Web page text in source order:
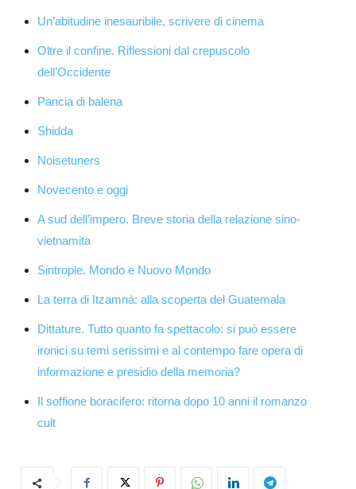
Un’abitudine inesauribile, scrivere di cinema
Oltre il confine. Riflessioni dal crepuscolo
dell’Occidente
Pancia di balena
Shidda
Noisetuners
Novecento e oggi
A sud dell’impero. Breve storia della relazione sino-
vietnamita
Sintropie. Mondo e Nuovo Mondo
La terra di Itzamnà: alla scoperta del Guatemala
Dittature. Tutto quanto fa spettacolo: si può essere
ironici su temi serissimi e al contempo fare opera di
informazione e presidio della memoria?
Il soffione boracifero: ritorna dopo 10 anni il romanzo
cult